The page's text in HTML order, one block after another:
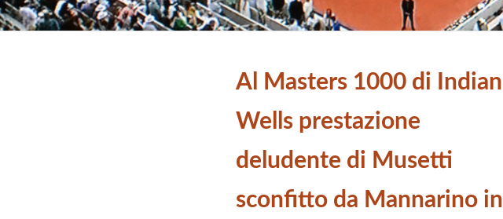
Al Masters 1000 di Indian
Wells prestazione
deludente di Musetti
sconfitto da Mannarino in